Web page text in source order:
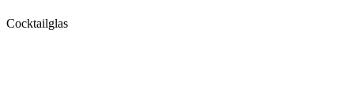
Cocktailglas